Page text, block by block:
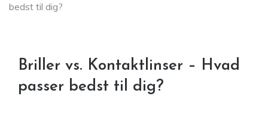
bedst til dig?
Briller vs. Kontaktlinser – Hvad
passer bedst til dig?